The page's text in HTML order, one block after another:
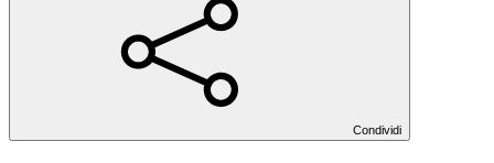
Condividi